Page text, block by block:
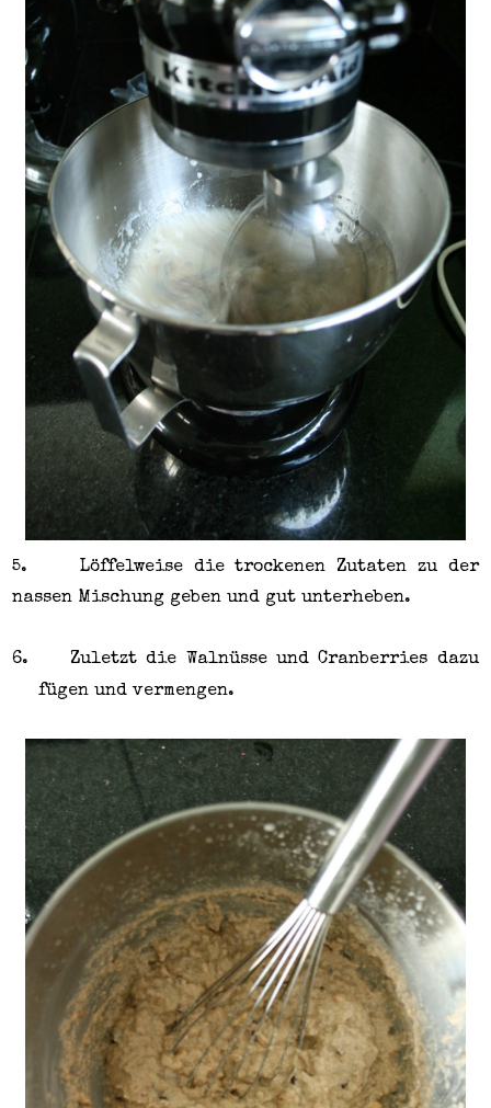
5.
Löffelweise die trockenen Zutaten zu der
nassen Mischung geben und gut unterheben.
6.
Zuletzt die Walnüsse und Cranberries dazu
fügen und vermengen.